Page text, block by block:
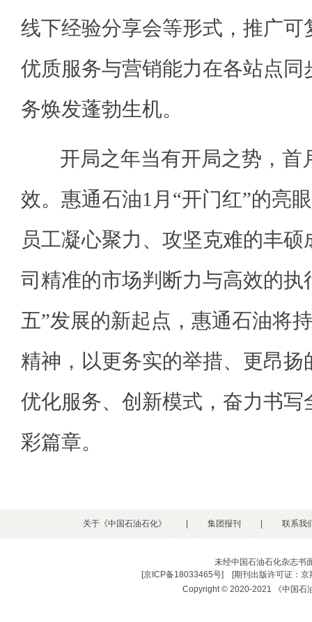
线下经验分享会等形式，推广可
优质服务与营销能力在各站点同
务焕发蓬勃生机。
开局之年当有开局之势，首
效。惠通石油1月“开门红”的亮
员工凝心聚力、攻坚克难的丰
司精准的市场判断力与高效的执
五”发展的新起点，惠通石油将
精神，以更务实的举措、更昂扬
优化服务、创新模式，奋力书写
彩篇章。
关于《中国石油石化》 | 集团报刊 | 联系我
未经中国石油石化杂志书
[京ICP备18033465号] [期刊出版许可证：
Copyright © 2020-2021 《中国石